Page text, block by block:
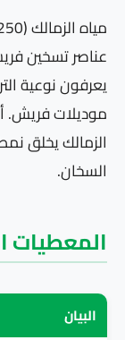
عناصر تسخين
يعرفون نوعية
موديلات فريش.
الزمالك يخلق
السخان.
المعطيات
البيان